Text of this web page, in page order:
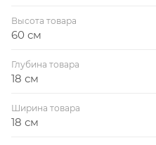
Высота товара
60 см
Глубина товара
18 см
Ширина товара
18 см